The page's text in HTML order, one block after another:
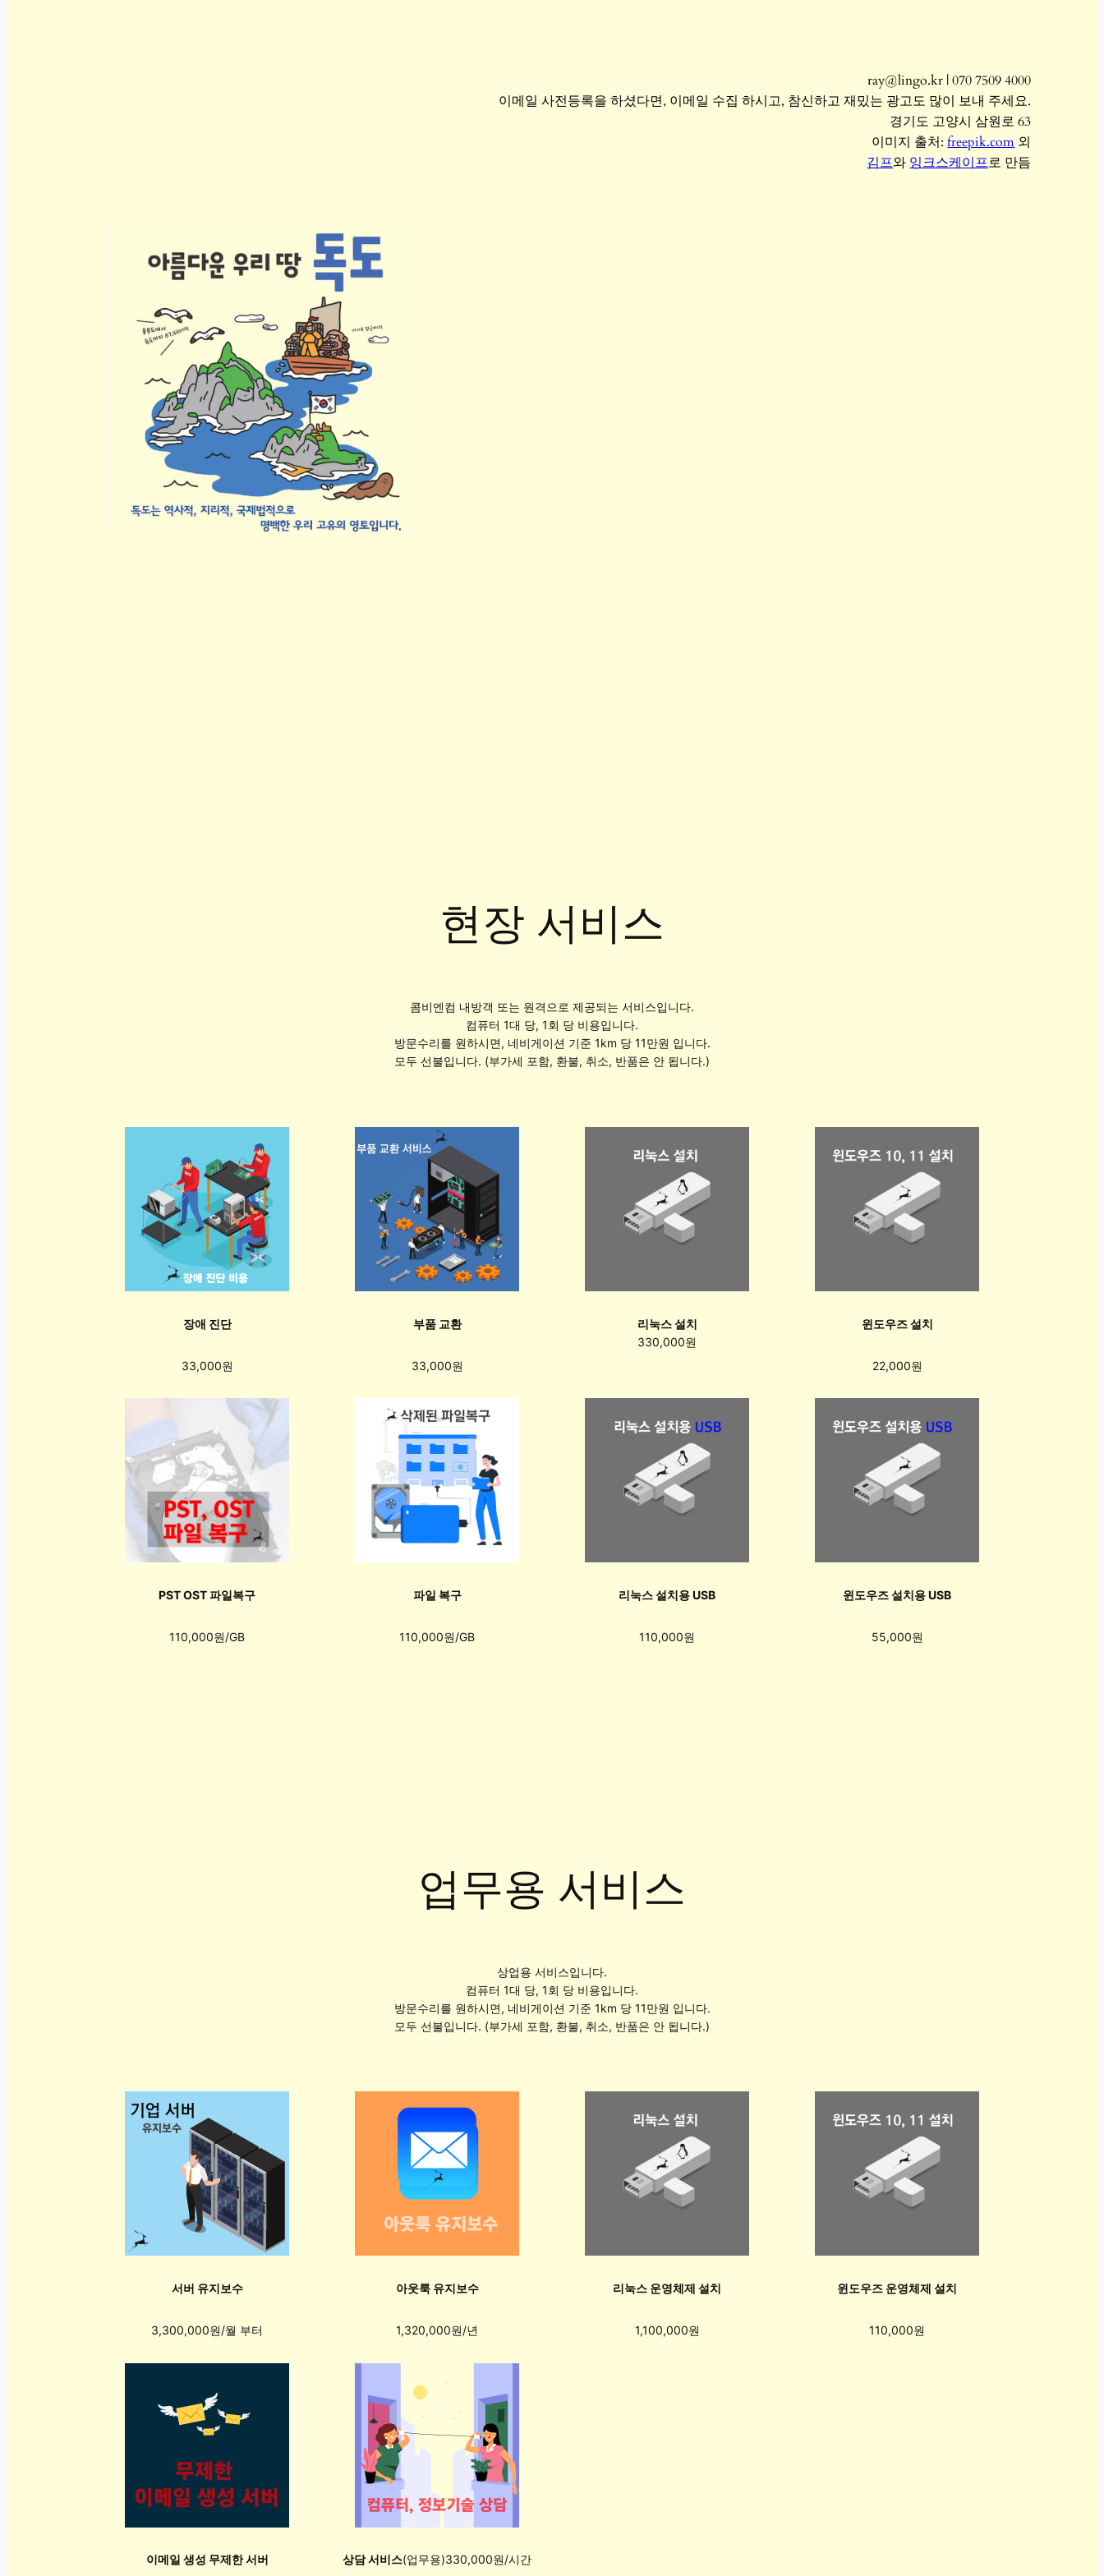
ray@lingo.kr | 070 7509 4000
이메일 사전등록을 하셨다면, 이메일 수집 하시고, 참신하고 재밌는 광고도 많이 보내 주세요.
경기도 고양시 삼원로 63
이미지 출처:freepik.com 외
김프와 잉크스케이프로 만듬
현장 서비스
콤비엔컴 내방객 또는 원격으로 제공되는 서비스입니다.
컴퓨터 1대 당, 1회 당 비용입니다.
방문수리를 원하시면, 네비게이션 기준 1km 당 11만원 입니다.
모두 선불입니다. (부가세 포함, 환불, 취소, 반품은 안 됩니다.)
장애 진단
33,000원
부품 교환
33,000원
리눅스 설치
330,000원
윈도우즈 설치
22,000원
PST OST 파일복구
110,000원/GB
파일 복구
110,000원/GB
리눅스 설치용 USB
110,000원
윈도우즈 설치용 USB
55,000원
업무용 서비스
상업용 서비스입니다.
컴퓨터 1대 당, 1회 당 비용입니다.
방문수리를 원하시면, 네비게이션 기준 1km 당 11만원 입니다.
모두 선불입니다. (부가세 포함, 환불, 취소, 반품은 안 됩니다.)
서버 유지보수
3,300,000원/월 부터
아웃룩 유지보수
1,320,000원/년
리눅스 운영체제 설치
1,100,000원
윈도우즈 운영체제 설치
110,000원
이메일 생성 무제한 서버 상담 서비스(업무용)330,000원/시간